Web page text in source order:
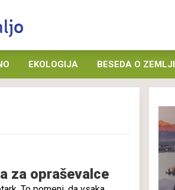
EKOLOGIJA BESEDA O ZEMLJI
za opraševalce